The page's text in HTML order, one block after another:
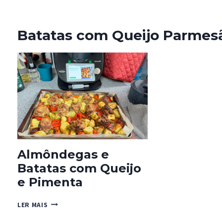
Batatas com Queijo
Almôndegas e
Batatas com Queijo
e Pimenta
LER MAIS ALMÔNDEGAS